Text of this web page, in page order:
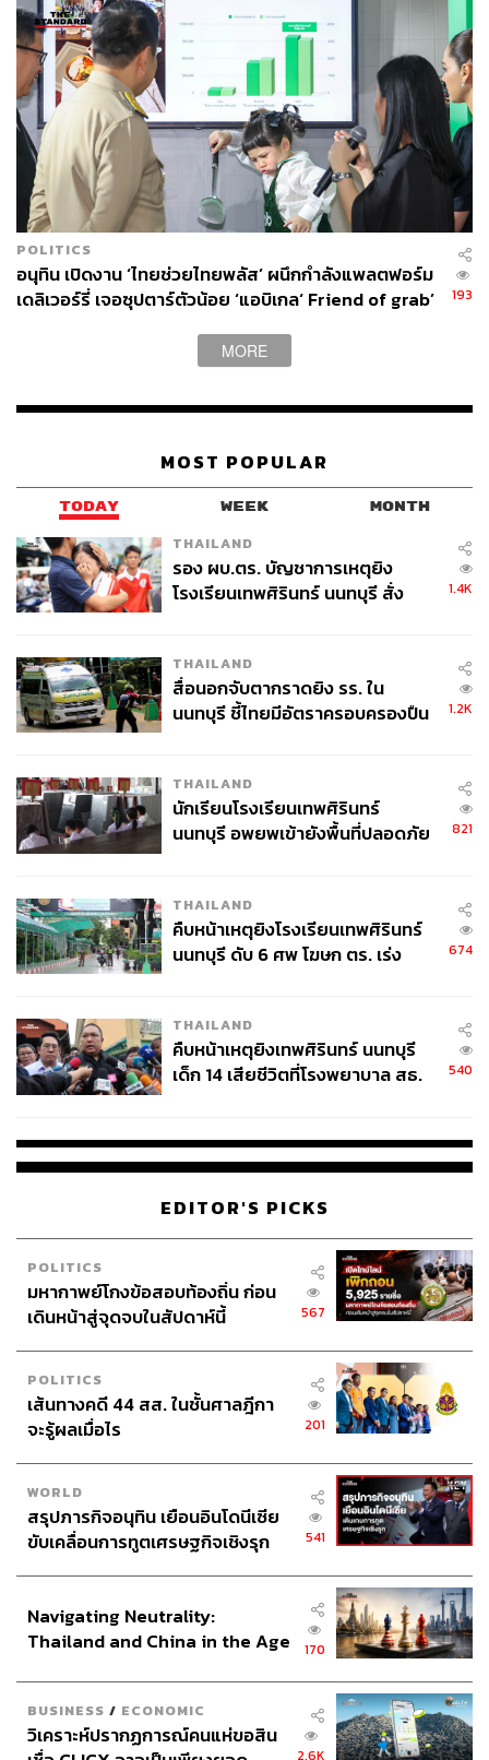
ผ่านแอปพลิเคชันต่างๆ ที่คุณสะดวกหรือใช้งานอยู่แล้วได้เลย
TAGS: Kakao Pay
นักท่องเที่ยวต่างชาติ
บริการแพลตฟอร์มเรียกรถ (Transportation Platform)
Alipy
Alipay Grab
ABOUT THE AUTHOR
THE STANDARD WEALTH
ทีมข่าว THE STANDARD
POLITICS
อนุทิน เปิดงาน ‘ไทยช่วยไทยพลัส’ ผนึกกำลังแพลตฟอร์ม
เดลิเวอร์รี่ เจอซุปตาร์ตัวน้อย ‘แอบิเกล‘ Friend of grab’
193
MORE
MOST POPULAR
TODAY WEEK MONTH
THAILAND
รอง ผบ.ตร. บัญชาการเหตุยิง
โรงเรียนเทพศิรินทร์ นนทบุรี สั่ง
1.4K
THAILAND
สื่อนอกจับตากราดยิง รร. ใน
นนทบุรี ชี้ไทยมีอัตราครอบครองปืน
1.2K
THAILAND
นักเรียนโรงเรียนเทพศิรินทร์
นนทบุรี อพยพเข้ายังพื้นที่ปลอดภัย
821
THAILAND
คืบหน้าเหตุยิงโรงเรียนเทพศิรินทร์
นนทบุรี ดับ 6 ศพ โฆษก ตร. เร่ง
674
THAILAND
คืบหน้าเหตุยิงเทพศิรินทร์ นนทบุรี
เด็ก 14 เสียชีวิตที่โรงพยาบาล สธ.
540
EDITOR'S PICKS
POLITICS
มหากาพย์โกงข้อสอบท้องถิ่น ก่อน
เดินหน้าสู่จุดจบในสัปดาห์นี้
567
POLITICS
เส้นทางคดี 44 สส. ในชั้นศาลฎีกา
จะรู้ผลเมื่อไร
201
WORLD
สรุปภารกิจอนุทิน เยือนอินโดนีเซีย
ขับเคลื่อนการทูตเศรษฐกิจเชิงรุก
541
Navigating Neutrality:
Thailand and China in the Age
170
BUSINESS / ECONOMIC
วิเคราะห์ปรากฏการณ์คนแห่ขอสิน
2.6K